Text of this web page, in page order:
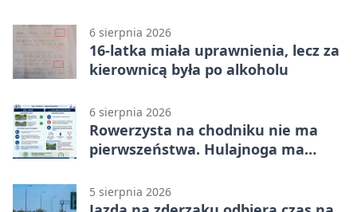
6 sierpnia 2026
16-latka miała uprawnienia, lecz za
kierownicą była po alkoholu
6 sierpnia 2026
Rowerzysta na chodniku nie ma
pierwszeństwa. Hulajnoga ma
5 sierpnia 2026